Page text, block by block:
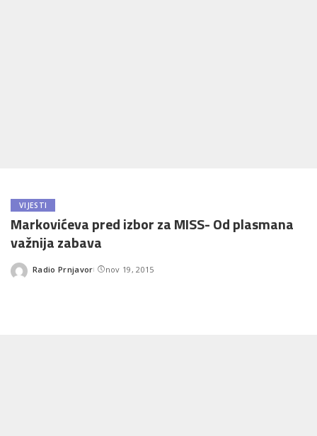
VIJESTI
Markovićeva pred izbor za MISS- Od plasmana
važnija zabava
Posted
Radio Prnjavor nov 19, 2015